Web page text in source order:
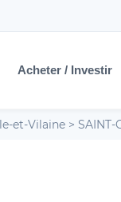
Acheter / Investir
et-Vilaine > SAINT-